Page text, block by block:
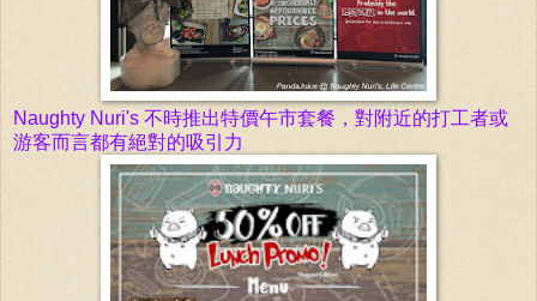
Naughty Nuri's 不時推出特價午市套餐，對附近的打工者或
游客而言都有絕對的吸引力